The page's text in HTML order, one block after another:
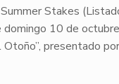
Summer Stakes
10 de
presentado